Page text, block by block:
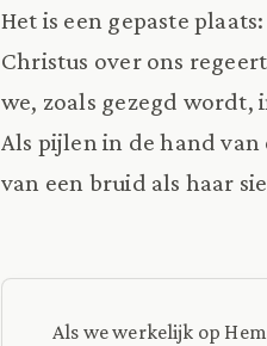
Het is een gepaste
Christus over ons
we, zoals gezegd wordt,
Als pijlen in de hand
van een bruid als haar
Als we werkelijk op